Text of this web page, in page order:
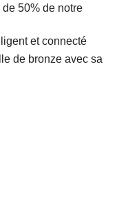
50% de notre
et connecté
de bronze avec sa